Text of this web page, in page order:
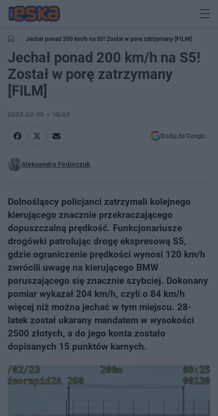
Jechał ponad 200 km/h na S5! Został w porę zatrzymany [FILM]
Jechał ponad 200 km/h na S5!
Został w porę zatrzymany
[FILM]
2023-02-23 15:02
Dodaj do Google
Aleksandra Fedorczuk
Dolnośląscy policjanci zatrzymali kolejnego
kierującego znacznie przekraczającego
dopuszczalną prędkość. Funkcjonariusze
drogówki patrolując drogę ekspresową S5,
gdzie ograniczenie prędkości wynosi 120 km/h
zwrócili uwagę na kierującego BMW
poruszającego się znacznie szybciej. Dokonany
pomiar wykazał 204 km/h, czyli o 84 km/h
więcej niż można jechać w tym miejscu. 28-
latek został ukarany mandatem w wysokości
2500 złotych, a do jego konta zostało
dopisanych 15 punktów karnych.